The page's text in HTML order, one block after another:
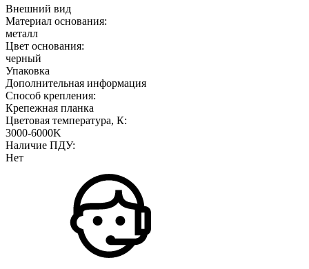
Внешний вид
Материал основания:
металл
Цвет основания:
черный
Упаковка
Дополнительная информация
Способ крепления:
Крепежная планка
Цветовая температура, К:
3000-6000K
Наличие ПДУ:
Нет